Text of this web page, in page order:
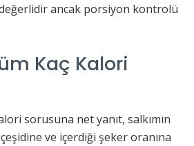
değerlidir ancak porsiyon kontrolü
Kaç Kalori
sorusuna net yanıt, salkımın
ve içerdiği şeker oranına